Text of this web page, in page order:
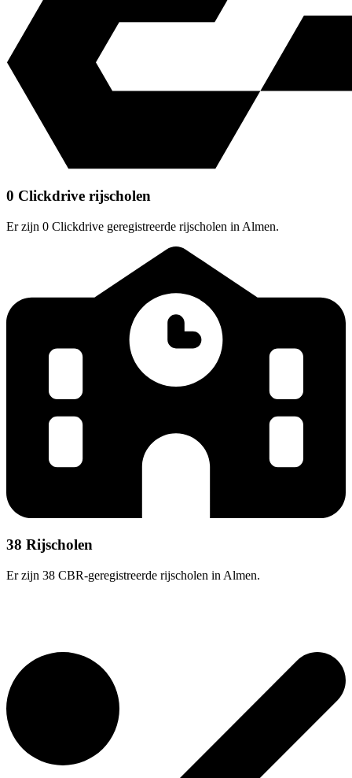
0 Clickdrive rijscholen
Er zijn 0 Clickdrive geregistreerde rijscholen in Almen.
38 Rijscholen
Er zijn 38 CBR-geregistreerde rijscholen in Almen.